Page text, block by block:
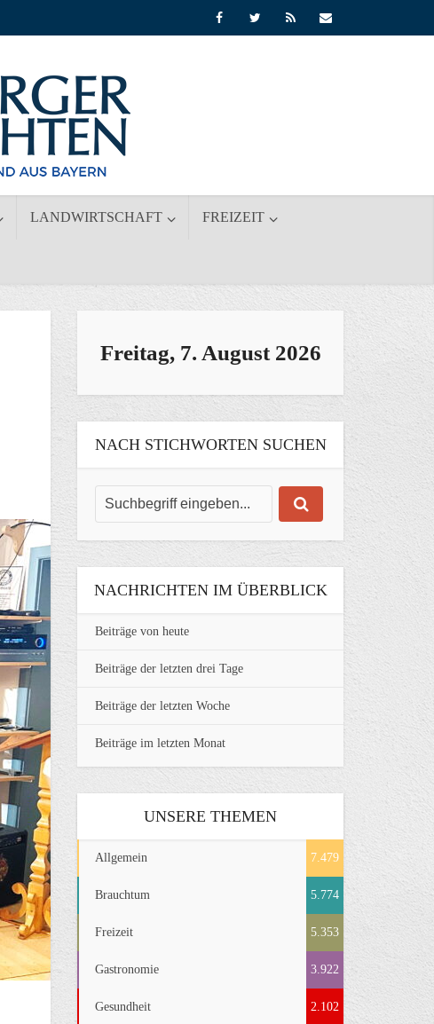
LANDWIRTSCHAFT FREIZEIT
Freitag, 7. August 2026
NACH STICHWORTEN SUCHEN
NACHRICHTEN IM ÜBERBLICK
Beiträge von heute
Beiträge der letzten drei Tage
Beiträge der letzten Woche
Beiträge im letzten Monat
UNSERE THEMEN
Allgemein 7.479
Brauchtum 5.774
Freizeit 5.353
Gastronomie 3.922
Gesundheit 2.102